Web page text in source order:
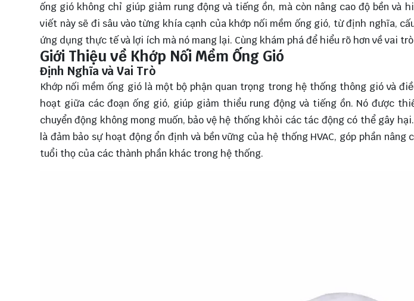
ống gió không chỉ giúp giảm rung động và tiếng ồn, mà còn nâng cao độ bền và
viết này sẽ đi sâu vào từng khía cạnh của khớp nối mềm ống gió, từ định nghĩa,
ứng dụng thực tế và lợi ích mà nó mang lại. Cùng khám pháđể hiểu rõ hơn về vai
Giới Thiệu về Khớp Nối Mềm Ống Gió
Định Nghĩa và Vai Trò
Khớp nối mềm ống gió là một bộ phận quan trọng trong hệ thống thông gió và
hoạt giữa các đoạn ống gió, giúp giảm thiểu rung động và tiếng ồn. Nó được
chuyển động không mong muốn, bảo vệ hệ thống khỏi các tác động có thể gây
là đảm bảo sự hoạt động ổn định và bền vững của hệ thống HVAC, góp phần nâng
tuổi thọ của các thành phần khác trong hệ thống.